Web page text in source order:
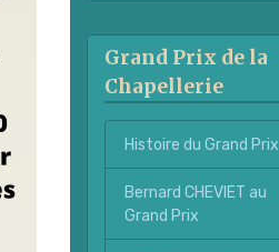
Grand Prix de la
Chapellerie
Histoire du Grand Prix
Bernard CHEVIET au
Grand Prix